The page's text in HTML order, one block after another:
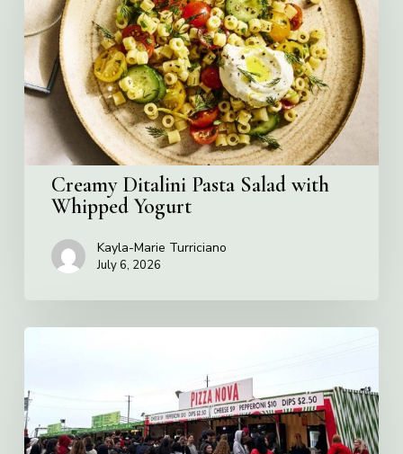
Salad
with
Whipped
Yogurt
Creamy Ditalini Pasta Salad with
Whipped Yogurt
Kayla-Marie Turriciano
July 6, 2026
Pizza
named
the
Official